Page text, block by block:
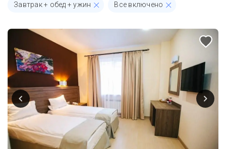
Завтрак + обед + ужин Все включено